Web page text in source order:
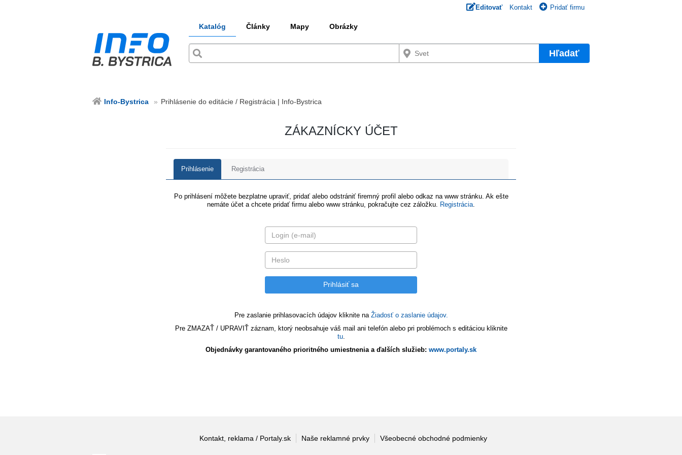
Editovať Kontakt Pridať firmu
Katalóg Články Mapy Obrázky
Hľadať
Info-Bystrica Prihlásenie do editácie / Registrácia | Info-Bystrica
ZÁKAZNÍCKY ÚČET
Prihlásenie Registrácia
Po prihlásení môžete bezplatne upraviť, pridať alebo odstrániť firemný profil alebo odkaz na www stránku. Ak ešte
nemáte účet a chcete pridať firmu alebo www stránku, pokračujte cez záložku.
Registrácia
Pre zaslanie prihlasovacích údajov kliknite na Žiadosť o zaslanie údajov.
Pre ZMAZAŤ / UPRAVIŤ záznam, ktorý neobsahuje váš mail ani telefón alebo pri problémoch s editáciou kliknite
tu.
Objednávky garantovaného prioritného umiestnenia a ďalších služieb: www.portaly.sk
Kontakt, reklama / Portaly.sk Naše reklamné prvky Všeobecné obchodné podmienky